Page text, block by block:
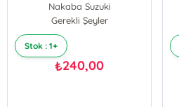
Nakaba Suzuki
Gerekli Şeyler
Stok : 1+
₺240,00